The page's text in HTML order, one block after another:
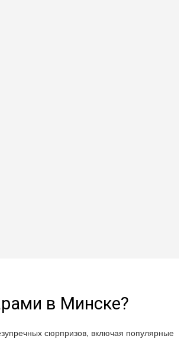
в Минске?
сюрпризов, включая популярные